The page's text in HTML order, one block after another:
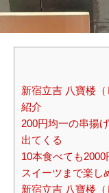
新宿立吉 八寶楼
紹介
200円均一の串揚
出てくる
10本食べても
スイーツまで楽し
新宿立吉 八寶楼